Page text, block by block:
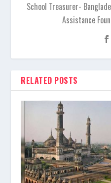
School Treasurer-
Assistance
RELATED POSTS